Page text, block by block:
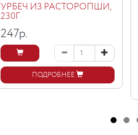
УРБЕЧ ИЗ РАСТОРОПШИ,
230Г
247р.
ПОДРОБНЕЕ